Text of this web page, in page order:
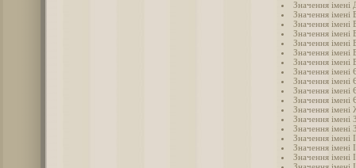
Значення імені
Значення імені
Значення імені
Значення імені
Значення імені
Значення імені
Значення імені
Значення імені
Значення імені
Значення імені
Значення імені
Значення імені
Значення імені
Значення імені
Значення імені
Значення імені
Значення імені